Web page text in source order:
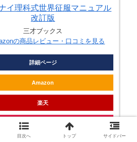
イ理科式世界征服マニュアル
改訂版
三才ブックス
の商品レビュー・口コミを見る
詳細ページ
Amazon
楽天
Yahoo!ショッピング
目次へ トップ サイドバー